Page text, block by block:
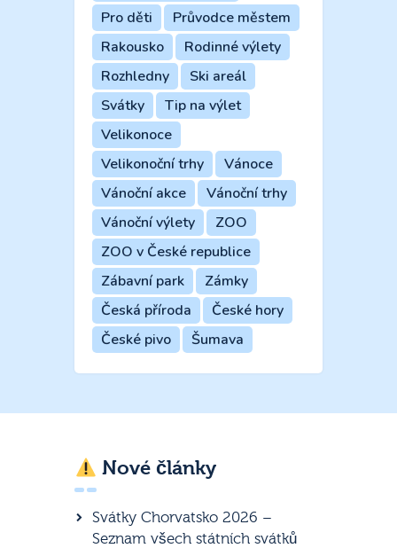
Pro děti
Průvodce městem
Rakousko
Rodinné výlety
Rozhledny
Ski areál
Svátky
Tip na výlet
Velikonoce
Velikonoční trhy
Vánoce
Vánoční akce
Vánoční trhy
Vánoční výlety
ZOO
ZOO v České republice
Zábavní park
Zámky
Česká příroda
České hory
České pivo
Šumava
Nové články
Svátky Chorvatsko 2026 –
Seznam všech státních svátků